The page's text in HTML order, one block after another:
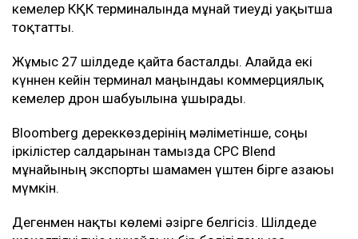
кемелер КҚК терминалында мұнай тиеуді уақытша
тоқтатты.
Жұмыс 27 шілдеде қайта басталды. Алайда екі
күннен кейін терминал маңындағы коммерциялық
кемелер дрон шабуылына ұшырады.
Bloomberg дереккөздерінің мәліметінше, соңғы
іркілістер салдарынан тамызда CPC Blend
мұнайының экспорты шамамен үштен бірге азаюы
мүмкін.
Дегенмен нақты көлемі әзірге белгісіз. Шілдеде